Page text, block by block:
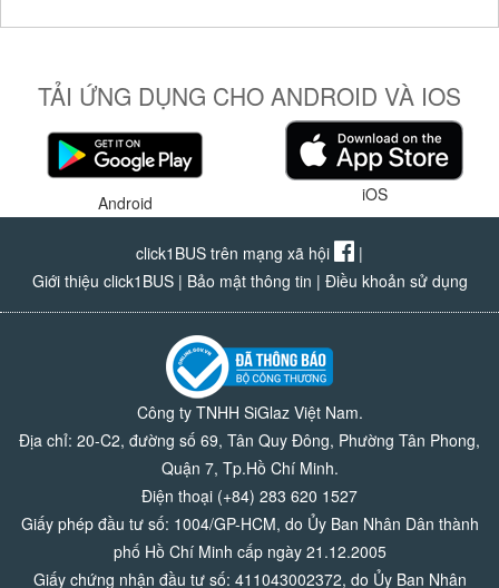
TẢI ỨNG DỤNG CHO ANDROID VÀ IOS
Android iOS
click1BUS trên mạng xã hội
|
Giới thiệu click1BUS| Bảo mật thông tin | Điều khoản sử dụng
Công ty TNHH SiGlaz Việt Nam.
Địa chỉ: 20-C2, đường số 69, Tân Quy Đông, Phường Tân Phong,
Quận 7, Tp.Hồ Chí Minh.
Điện thoại (+84) 283 620 1527
Giấy phép đầu tư số: 1004/GP-HCM, do Ủy Ban Nhân Dân thành
phố Hồ Chí Minh cấp ngày 21.12.2005
Giấy chứng nhận đầu tư số: 411043002372, do Ủy Ban Nhân